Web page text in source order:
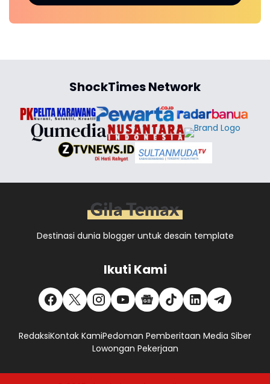
ShockTimes Network
Destinasi dunia blogger untuk desain template
Ikuti Kami
RedaksiKontak KamiPedoman Pemberitaan Media Siber
Lowongan Pekerjaan